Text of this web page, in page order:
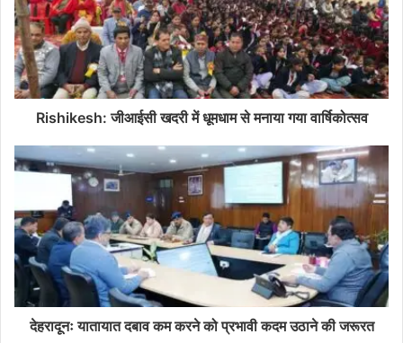
Rishikesh: जीआईसी खदरी में धूमधाम से मनाया गया वार्षिकोत्सव
देहरादूनः यातायात दबाव कम करने को प्रभावी कदम उठाने की जरूरत